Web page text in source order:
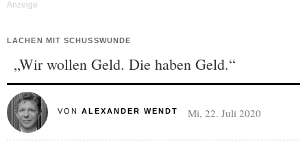
LACHEN MIT SCHUSSWUNDE
„Wir wollen Geld. Die haben Geld.“
VON ALEXANDER WENDT Mi, 22. Juli 2020